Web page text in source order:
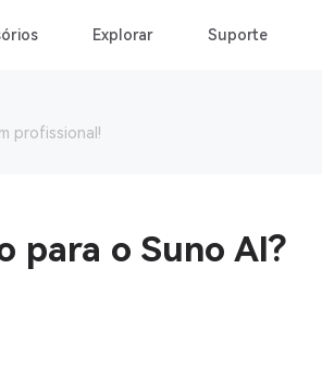
Explorar Suporte
profissional!
para o Suno AI?